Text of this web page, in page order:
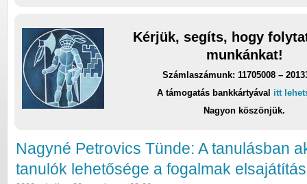
Kérjük, segíts, hogy
munkánkat!
Számlaszámunk: 11705008 –
A támogatás bankkártyával itt
Nagyon köszönjük.
Nagyné Petrovics Tünde: A tanulásban
tanulók lehetősége a fogalmak